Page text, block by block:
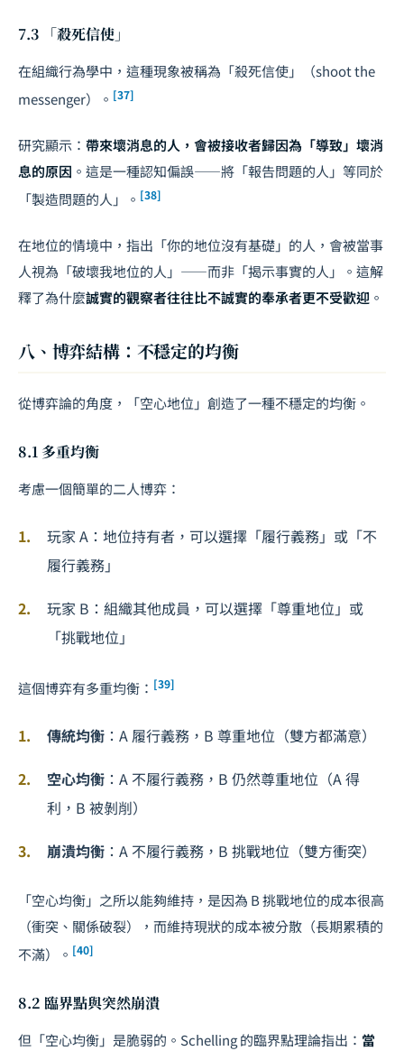
7.3 「殺死信使」
在組織行為學中，這種現象被稱為「殺死信使」（shoot the
messenger）。 [37]
研究顯示： 帶來壞消息的人，會被接收者歸因為「導致」壞消
息的原因 。這是一種認知偏誤——將「報告問題的人」等同於
「製造問題的人」。 [38]
在地位的情境中，指出「你的地位沒有基礎」的人，會被當事
人視為「破壞我地位的人」——而非「揭示事實的人」。這解
釋了為什麼誠實的觀察者往往比不誠實的奉承者更不受歡迎 。
八、博弈結構：不穩定的均衡
從博弈論的角度，「空心地位」創造了一種不穩定的均衡。
8.1 多重均衡
考慮一個簡單的二人博弈：
玩家 A：地位持有者，可以選擇「履行義務」或「不
履行義務」
玩家 B：組織其他成員，可以選擇「尊重地位」或
「挑戰地位」
這個博弈有多重均衡： [39]
傳統均衡 ：A 履行義務，B 尊重地位（雙方都滿意）
空心均衡 ：A 不履行義務，B 仍然尊重地位（A 得
利，B 被剝削）
崩潰均衡 ：A 不履行義務，B 挑戰地位（雙方衝突）
「空心均衡」之所以能夠維持，是因為 B 挑戰地位的成本很高
（衝突、關係破裂），而維持現狀的成本被分散（長期累積的
不滿）。 [40]
8.2 臨界點與突然崩潰
但「空心均衡」是脆弱的。Schelling 的臨界點理論指出： 當